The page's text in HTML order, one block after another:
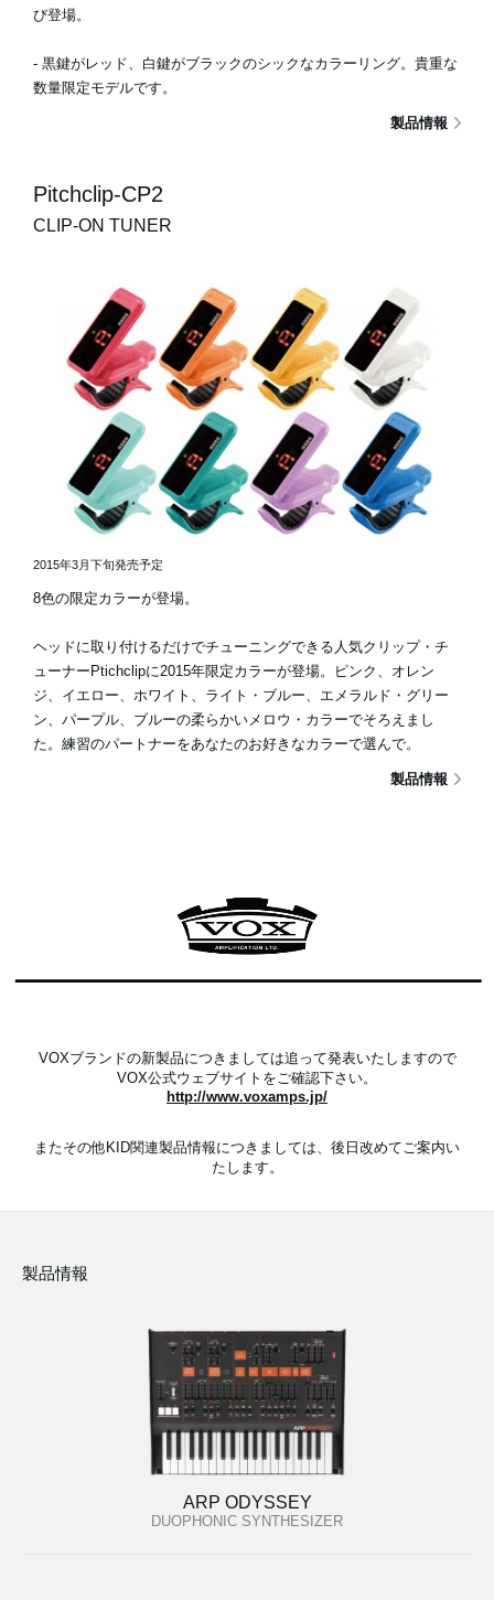
び登場。
- 黒鍵がレッド、白鍵がブラックのシックなカラーリング。貴重な
数量限定モデルです。
製品情報
Pitchclip-CP2
CLIP-ON TUNER
2015年3月下旬発売予定
8色の限定カラーが登場。
ヘッドに取り付けるだけでチューニングできる人気クリップ・チ
ューナーPtichclipに2015年限定カラーが登場。ピンク、オレン
ジ、イエロー、ホワイト、ライト・ブルー、エメラルド・グリー
ン、パープル、ブルーの柔らかいメロウ・カラーでそろえまし
た。練習のパートナーをあなたのお好きなカラーで選んで。
製品情報
VOXブランドの新製品につきましては追って発表いたしますので
VOX公式ウェブサイトをご確認下さい。
http://www.voxamps.jp/
またその他KID関連製品情報につきましては、後日改めてご案内い
たします。
製品情報
ARP ODYSSEY
DUOPHONIC SYNTHESIZER